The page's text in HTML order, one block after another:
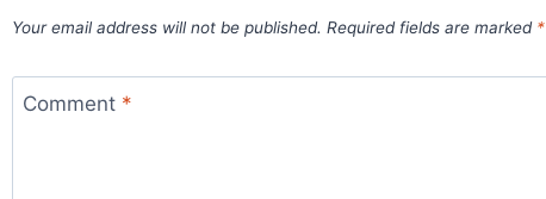
Your email address will not be published. Required fields are marked *
Comment *